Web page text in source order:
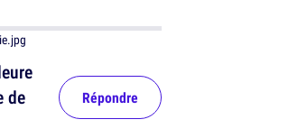
de
Répondre